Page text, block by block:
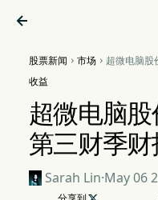

股票新闻  市场 超微电脑股
收益
超微电脑
第三财季
Sarah Lin·May 06